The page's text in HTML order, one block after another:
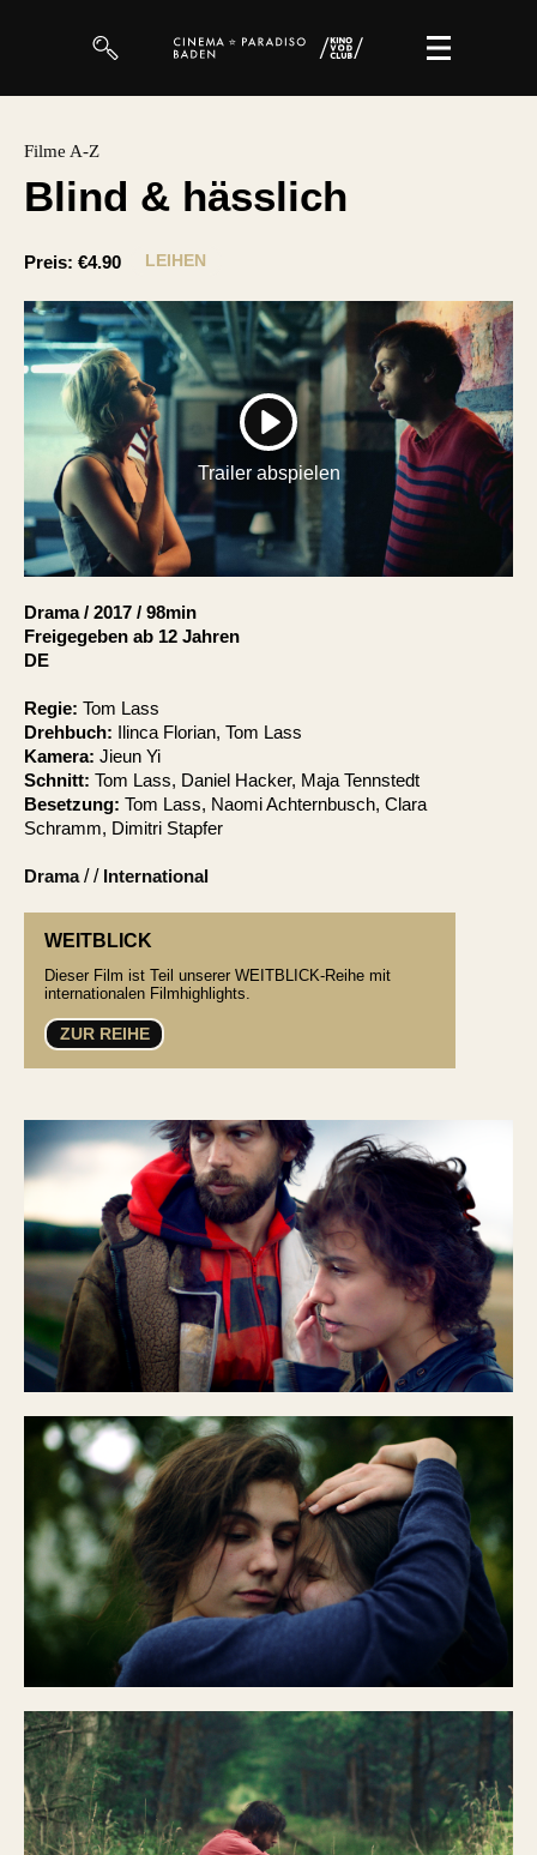
Magazin
So geht’s
Filmpakete
Gutscheine
& Filmpässe
Account
Filme A-Z
Blind & hässlich
Preis: €4.90 LEIHEN
PLAY
Trailer abspielen
Drama / 2017 / 98min
Freigegeben ab 12 Jahren
DE
Regie: Tom Lass
Drehbuch: Ilinca Florian, Tom Lass
Kamera: Jieun Yi
Schnitt: Tom Lass, Daniel Hacker, Maja Tennstedt
Besetzung: Tom Lass, Naomi Achternbusch, Clara
Schramm, Dimitri Stapfer
Drama/ / International
WEITBLICK
Dieser Film ist Teil unserer WEITBLICK-Reihe mit
internationalen Filmhighlights.
ZUR REIHE